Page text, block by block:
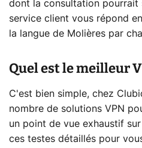
dont la consultation pourrait
service client vous répond
la langue de Molières par
Quel est le meilleur
C'est bien simple, chez
nombre de solutions VPN
un point de vue exhaustif
ces testes détaillés pour